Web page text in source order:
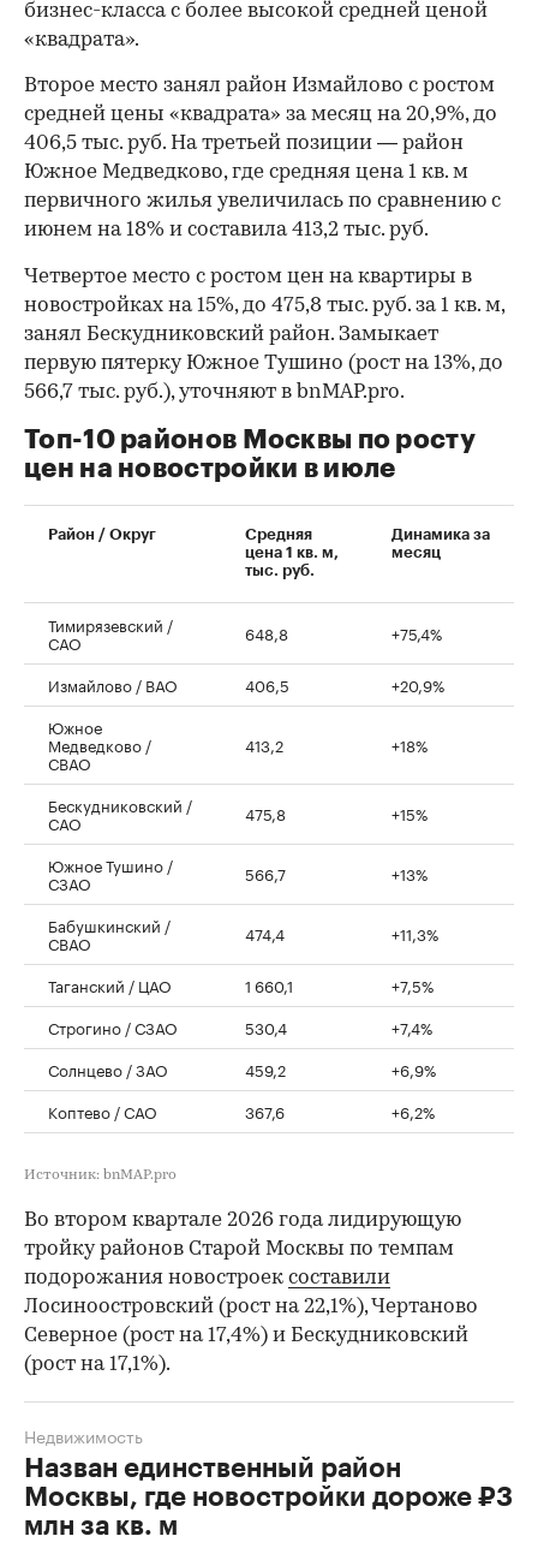
бизнес-класса с более высокой средней ценой
«квадрата».
Второе место занял район Измайлово с ростом
средней цены «квадрата» за месяц на 20,9%, до
406,5 тыс. руб. На третьей позиции — район
Южное Медведково, где средняя цена 1 кв. м
первичного жилья увеличилась по сравнению с
июнем на 18% и составила 413,2 тыс. руб.
00:00 / 00:00
Четвертое место с ростом цен на квартиры в
новостройках на 15%, до 475,8 тыс. руб. за 1 кв. м,
занял Бескудниковский район. Замыкает
первую пятерку Южное Тушино (рост на 13%, до
566,7 тыс. руб.), уточняют в bnMAP.pro.
Топ-10 районов Москвы по росту
цен на новостройки в июле
Район / Округ
Средняя
цена 1 кв. м,
тыс. руб.
Динамика за
месяц
Тимирязевский /
САО 648,8 +75,4%
Измайлово / ВАО 406,5
+20,9%
Южное
Медведково /
СВАО
413,2 +18%
Бескудниковский /
САО 475,8 +15%
Южное Тушино /
СЗАО 566,7 +13%
Бабушкинский /
СВАО 474,4 +11,3%
Таганский / ЦАО 1 660,1
+7,5%
Строгино / СЗАО
530,4
+7,4%
Солнцево / ЗАО
459,2
+6,9%
Коптево / САО
367,6 +6,2%
Источник: bnMAP.pro
Во втором квартале 2026 года лидирующую
тройку районов Старой Москвы по темпам
подорожания новостроек составили
Лосиноостровский (рост на 22,1%), Чертаново
Северное (рост на 17,4%) и Бескудниковский
(рост на 17,1%).
Назван единственный район
Москвы, где новостройки дороже ₽3
млн за кв. м
Недвижимость